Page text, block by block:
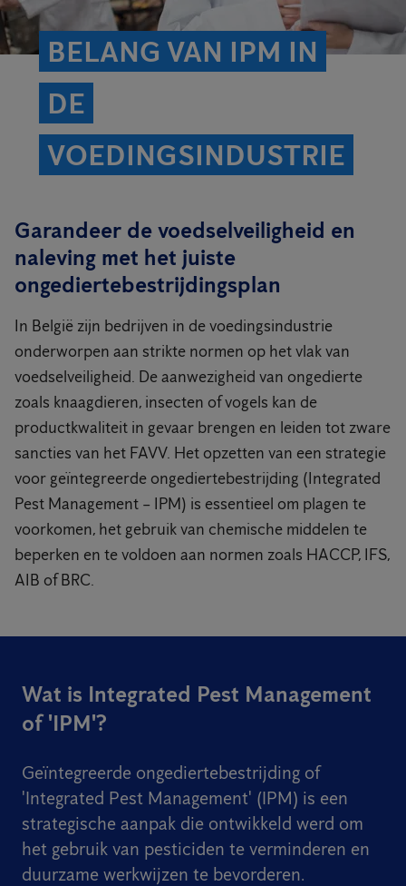
BELANG VAN IPM IN
DE
VOEDINGSINDUSTRIE
Garandeer de voedselveiligheid en
naleving met het juiste
ongediertebestrijdingsplan
In België zijn bedrijven in de voedingsindustrie
onderworpen aan strikte normen op het vlak van
voedselveiligheid. De aanwezigheid van ongedierte
zoals knaagdieren, insecten of vogels kan de
productkwaliteit in gevaar brengen en leiden tot zware
sancties van het FAVV. Het opzetten van een strategie
voor geïntegreerde ongediertebestrijding (Integrated
Pest Management – IPM) is essentieel om plagen te
voorkomen, het gebruik van chemische middelen te
beperken en te voldoen aan normen zoals HACCP, IFS,
AIB of BRC.
Wat is Integrated Pest Management
of 'IPM'?
Geïntegreerde ongediertebestrijding of
'Integrated Pest Management' (IPM) is een
strategische aanpak die ontwikkeld werd om
het gebruik van pesticiden te verminderen en
duurzame werkwijzen te bevorderen.